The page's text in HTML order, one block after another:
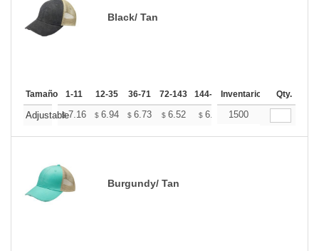
Black/ Tan
Tamaño 1-11 12-35 36-71 72-143 144-287 288 + Mas
Inventario Qty.
Adjustable
$7.16 $ 6.94 $ 6.73 $ 6.52 $ 6.31 $6.20
1500
Burgundy/ Tan